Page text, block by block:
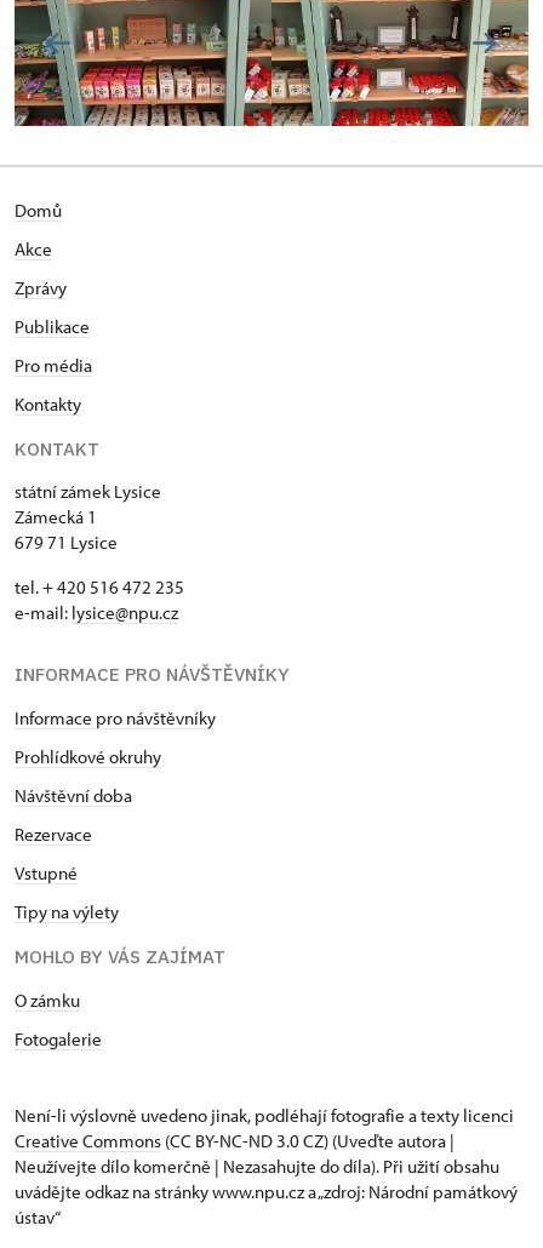
Domů
Akce
Zprávy
Publikace
Pro média
Kontakty
KONTAKT
státní zámek Lysice
Zámecká 1
679 71 Lysice
tel. + 420 516 472 235
e-mail: ​lysice@npu.cz
INFORMACE PRO NÁVŠTĚVNÍKY
Informace pro návštěvníky
Prohlídkové okruhy
Návštěvní doba
Rezervace
Vstupné
Tipy na výlety
MOHLO BY VÁS ZAJÍMAT
O zámku
Fotogalerie
Není-li výslovně uvedeno jinak, podléhají fotografie a texty licenci
Creative Commons (CC BY-NC-ND 3.0 CZ) (Uveďte autora |
Neužívejte dílo komerčně | Nezasahujte do díla). Při užití obsahu
uvádějte odkaz na stránky www.npu.cz a „zdroj: Národní památkový
ústav“